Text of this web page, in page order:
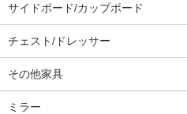
サイドボード/カップボード
チェスト/ドレッサー
その他家具
ミラー